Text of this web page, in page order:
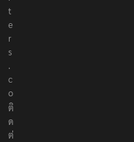
t
e
r
s
.
c
o
ติ
ด
ต่